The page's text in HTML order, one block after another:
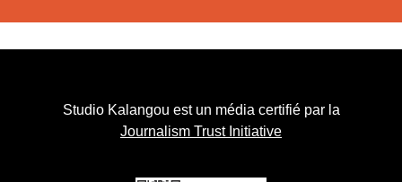
Studio Kalangou est un média certifié par la
Journalism Trust Initiative